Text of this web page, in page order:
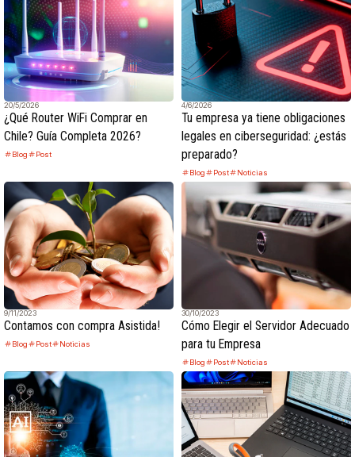
20/5/2026
¿Qué Router WiFi Comprar en
Chile? Guía Completa 2026?
Blog Post
4/6/2026
Tu empresa ya tiene obligaciones
legales en ciberseguridad: ¿estás
preparado?
Blog Post Noticias
9/11/2023
Contamos con compra Asistida!
Blog Post Noticias
30/10/2023
Cómo Elegir el Servidor Adecuado
para tu Empresa
Blog Post Noticias